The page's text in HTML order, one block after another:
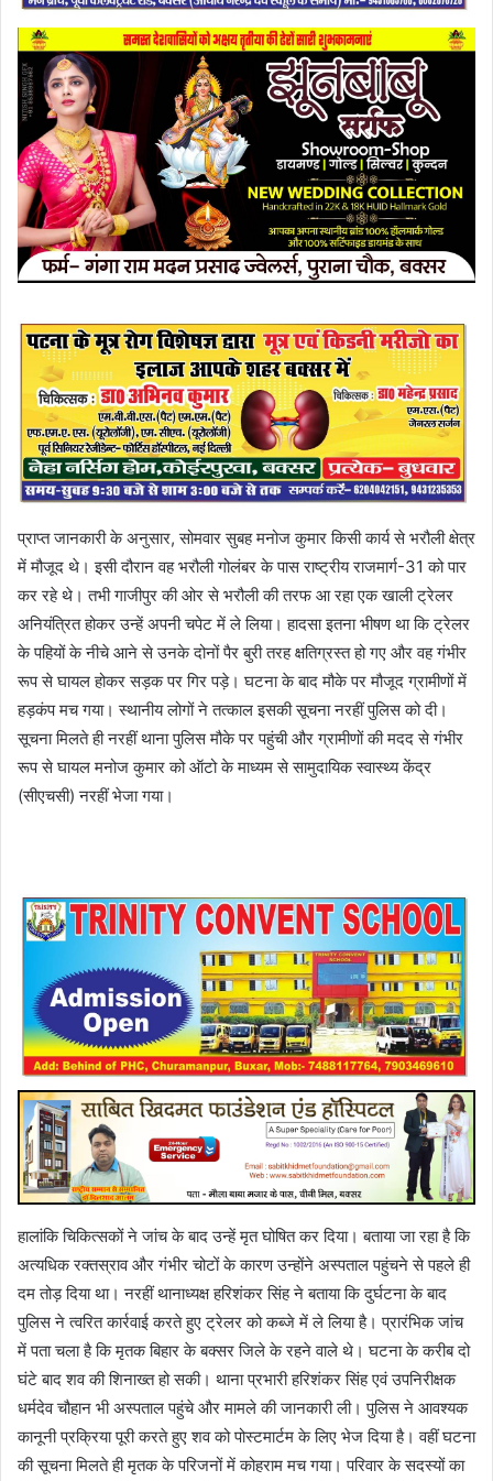
प्राप्त जानकारी के अनुसार, सोमवार सुबह मनोज कुमार किसी कार्य से भरौली क्षेत्र
में मौजूद थे। इसी दौरान वह भरौली गोलंबर के पास राष्ट्रीय राजमार्ग-31 को पार
कर रहे थे। तभी गाजीपुर की ओर से भरौली की तरफ आ रहा एक खाली ट्रेलर
अनियंत्रित होकर उन्हें अपनी चपेट में ले लिया। हादसा इतना भीषण था कि ट्रेलर
के पहियों के नीचे आने से उनके दोनों पैर बुरी तरह क्षतिग्रस्त हो गए और वह गंभीर
रूप से घायल होकर सड़क पर गिर पड़े। घटना के बाद मौके पर मौजूद ग्रामीणों में
हड़कंप मच गया। स्थानीय लोगों ने तत्काल इसकी सूचना नरहीं पुलिस को दी।
सूचना मिलते ही नरहीं थाना पुलिस मौके पर पहुंची और ग्रामीणों की मदद से गंभीर
रूप से घायल मनोज कुमार को ऑटो के माध्यम से सामुदायिक स्वास्थ्य केंद्र
(सीएचसी) नरहीं भेजा गया।
हालांकि चिकित्सकों ने जांच के बाद उन्हें मृत घोषित कर दिया। बताया जा रहा है कि
अत्यधिक रक्तस्राव और गंभीर चोटों के कारण उन्होंने अस्पताल पहुंचने से पहले ही
दम तोड़ दिया था। नरहीं थानाध्यक्ष हरिशंकर सिंह ने बताया कि दुर्घटना के बाद
पुलिस ने त्वरित कार्रवाई करते हुए ट्रेलर को कब्जे में ले लिया है। प्रारंभिक जांच
में पता चला है कि मृतक बिहार के बक्सर जिले के रहने वाले थे। घटना के करीब दो
घंटे बाद शव की शिनाख्त हो सकी। थाना प्रभारी हरिशंकर सिंह एवं उपनिरीक्षक
धर्मदेव चौहान भी अस्पताल पहुंचे और मामले की जानकारी ली। पुलिस ने आवश्यक
कानूनी प्रक्रिया पूरी करते हुए शव को पोस्टमार्टम के लिए भेज दिया है। वहीं घटना
की सूचना मिलते ही मृतक के परिजनों में कोहराम मच गया। परिवार के सदस्यों का